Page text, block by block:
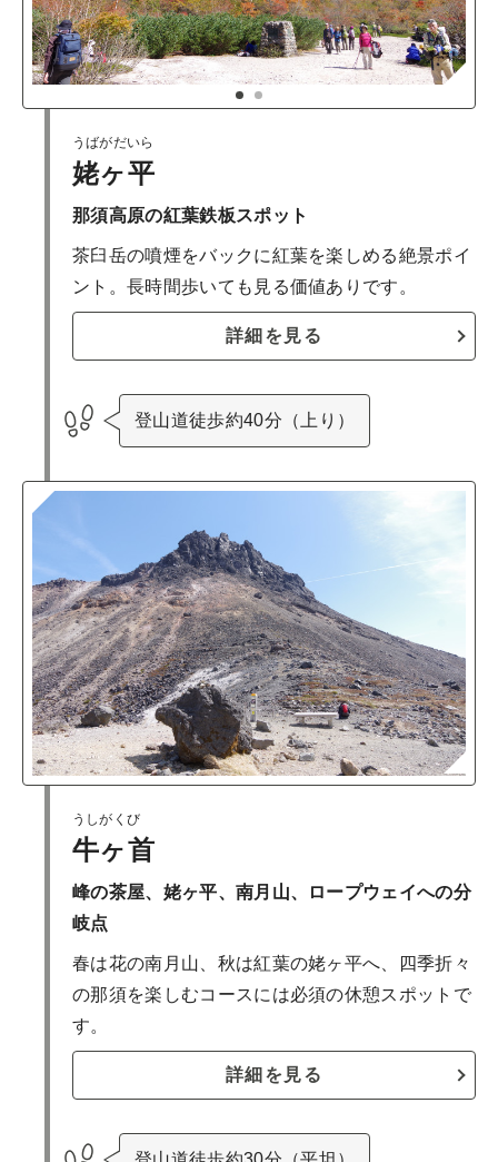
うばがだいら
姥ヶ平
那須高原の紅葉鉄板スポット
茶臼岳の噴煙をバックに紅葉を楽しめる絶景ポイ
ント。長時間歩いても見る価値ありです。
詳細を見る
登山道徒歩約40分（上り）
うしがくび
牛ヶ首
峰の茶屋、姥ヶ平、南月山、ロープウェイへの分
岐点
春は花の南月山、秋は紅葉の姥ヶ平へ、四季折々
の那須を楽しむコースには必須の休憩スポットで
す。
詳細を見る